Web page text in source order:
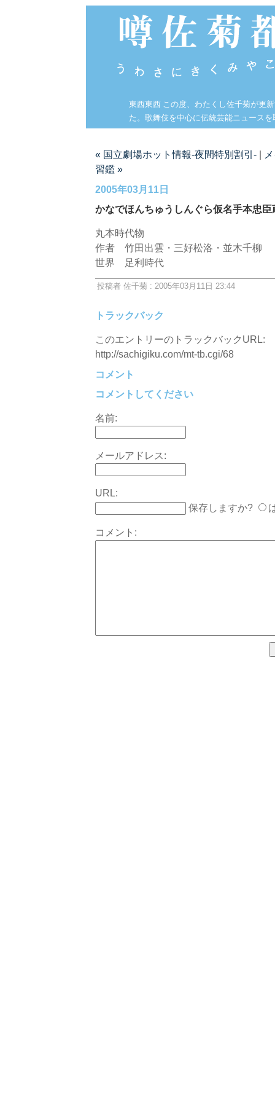
東西東西 この度、わたくし佐千菊が更
た。歌舞伎を中心に伝統芸能ニュース
« 国立劇場ホット情報-夜間特別割引-
習鑑 »
2005年03月11日
かなでほんちゅうしんぐら仮名手本忠臣
丸本時代物
作者 竹田出雲・三好松洛・並木千柳
世界 足利時代
投稿者 佐千菊 : 2005年03月11日 23:44
トラックバック
このエントリーのトラックバックURL:
http://sachigiku.com/mt-tb.cgi/68
コメント
コメントしてください
名前:
メールアドレス:
URL:
保存しますか?
コメント: